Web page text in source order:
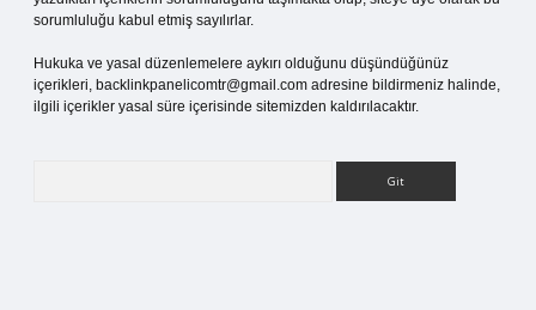
sorumluluğu kabul etmiş sayılırlar.
Hukuka ve yasal düzenlemelere aykırı olduğunu düşündüğünüz
içerikleri, backlinkpanelicomtr@gmail.com adresine bildirmeniz halinde,
ilgili içerikler yasal süre içerisinde sitemizden kaldırılacaktır.